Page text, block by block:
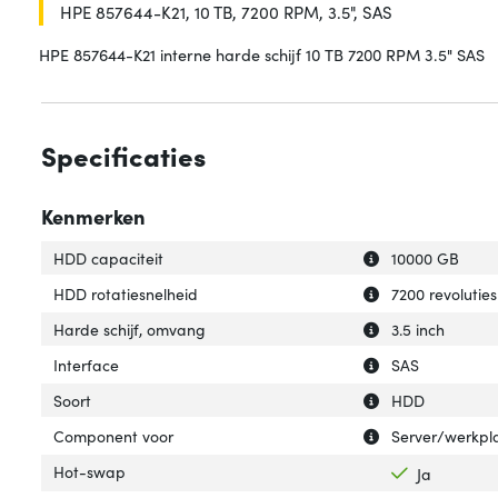
HPE 857644-K21, 10 TB, 7200 RPM, 3.5", SAS
HPE 857644-K21 interne harde schijf 10 TB 7200 RPM 3.5" SAS
Specificaties
Kenmerken
Uitleg over 'HDD
Verberg uitleg
HDD capaciteit
10000 GB
Uitleg over 'HDD
Verberg uitleg
HDD rotatiesnelheid
7200
Uitleg over
Verberg uitleg
Harde schijf, omvang
3.5 inch
Uitleg over
Verberg uitleg
Interface
SAS
Uitleg over 'Soort'
Verberg uitleg
Soort
HDD
Uitleg over
Verberg uitleg
Component voor
Server/
Hot-swap
Ja